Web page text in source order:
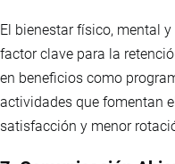
El bienestar físico, mental
factor clave para la
en beneficios como
actividades que fomentan
satisfacción y menor